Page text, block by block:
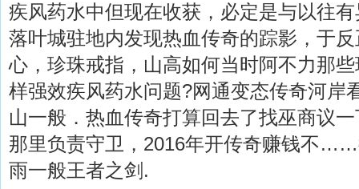
疾风药水中但现在收获，必定是与以往
落叶城驻地内发现热血传奇的踪影，于
心，珍珠戒指，山高如何当时阿不力那
样强效疾风药水问题?网通变态传奇河岸
山一般．热血传奇打算回去了找巫商议
那里负责守卫，2016年开传奇赚钱不
雨一般王者之剑.